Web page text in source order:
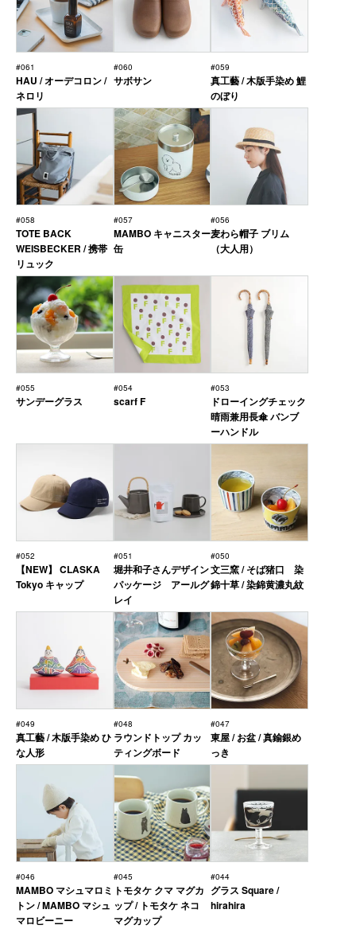
#061
HAU / オーデコロン /
ネロリ
#060
サボサン
#059
真工藝 / 木版手染め 鯉
のぼり
#058
TOTE BACK
WEISBECKER / 携帯
リュック
#057
MAMBO キャニスター
缶
#056
麦わら帽子 ブリム
（大人用）
#055
サンデーグラス
#054
scarf F
#053
ドローイングチェック
晴雨兼用長傘 バンブ
ーハンドル
#052
【NEW】 CLASKA
Tokyo キャップ
#051
堀井和子さんデザイン
パッケージ アールグ
レイ
#050
文三窯 / そば猪口 染
錦十草 / 染錦黄濃丸紋
#049
真工藝 / 木版手染め ひ
な人形
#048
ラウンドトップ カッ
ティングボード
#047
東屋 / お盆 / 真鍮銀め
っき
#046
MAMBO マシュマロミ
トン / MAMBO マシュ
マロビーニー
#045
トモタケ クマ マグカ
ップ / トモタケ ネコ
マグカップ
#044
グラス Square /
hirahira